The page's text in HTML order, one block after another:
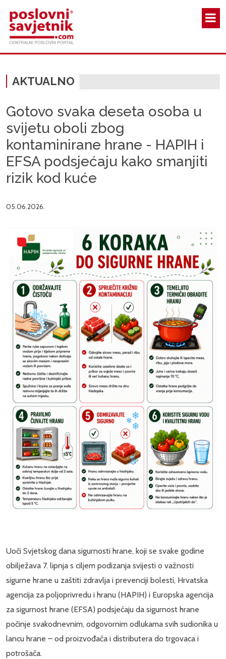
AKTUALNO
Gotovo svaka deseta osoba u
svijetu oboli zbog
kontaminirane hrane - HAPIH i
EFSA podsjećaju kako smanjiti
rizik kod kuće
05.06.2026.
Uoči Svjetskog dana sigurnosti hrane, koji se svake godine
obilježava 7. lipnja s ciljem podizanja svijesti o važnosti
sigurne hrane u zaštiti zdravlja i prevenciji bolesti, Hrvatska
agencija za poljoprivredu i hranu (HAPIH) i Europska agencija
za sigurnost hrane (EFSA) podsjećaju da sigurnost hrane
počinje svakodnevnim, odgovornim odlukama svih sudionika u
lancu hrane – od proizvođača i distributera do trgovaca i
potrošača.